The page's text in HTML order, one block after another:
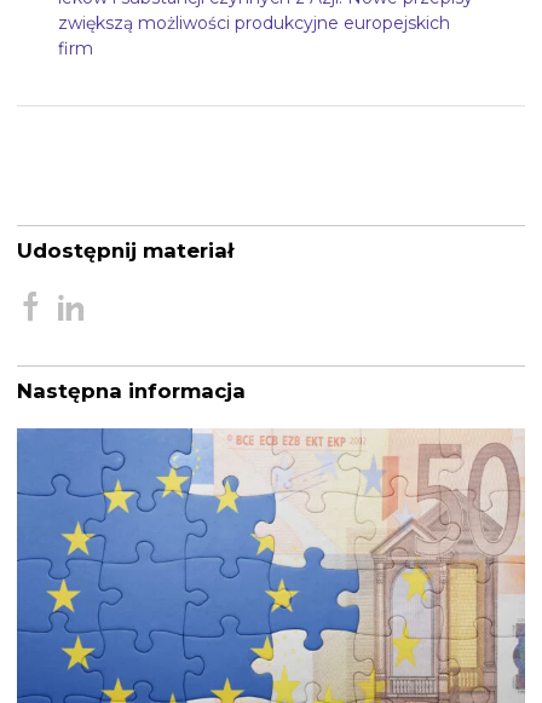
zwiększą możliwości produkcyjne europejskich
firm
Udostępnij materiał
Następna informacja
Nawigacja
wpisu